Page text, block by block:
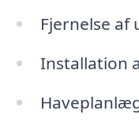
Fjernelse af
Installation